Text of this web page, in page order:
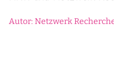
Autor: Netzwerk